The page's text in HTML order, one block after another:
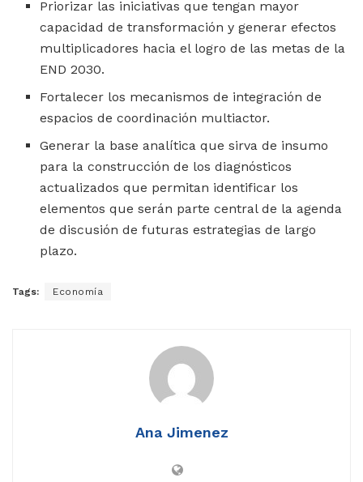
Priorizar las iniciativas que tengan mayor
capacidad de transformación y generar efectos
multiplicadores hacia el logro de las metas de la
END 2030.
Fortalecer los mecanismos de integración de
espacios de coordinación multiactor.
Generar la base analítica que sirva de insumo
para la construcción de los diagnósticos
actualizados que permitan identificar los
elementos que serán parte central de la agenda
de discusión de futuras estrategias de largo
plazo.
Tags: Economía
Ana Jimenez